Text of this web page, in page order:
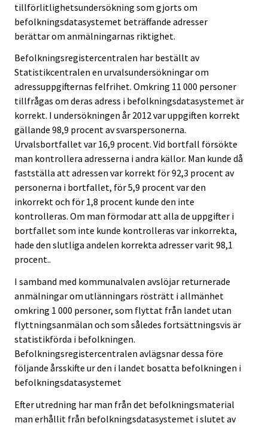
tillförlitlighetsundersökning som gjorts om
befolkningsdatasystemet beträffande adresser
berättar om anmälningarnas riktighet.
Befolkningsregistercentralen har beställt av
Statistikcentralen en urvalsundersökningar om
adressuppgifternas felfrihet. Omkring 11 000 personer
tillfrågas om deras adress i befolkningsdatasystemet är
korrekt. I undersökningen år 2012 var uppgiften korrekt
gällande 98,9 procent av svarspersonerna.
Urvalsbortfallet var 16,9 procent. Vid bortfall försökte
man kontrollera adresserna i andra källor. Man kunde då
fastställa att adressen var korrekt för 92,3 procent av
personerna i bortfallet, för 5,9 procent var den
inkorrekt och för 1,8 procent kunde den inte
kontrolleras. Om man förmodar att alla de uppgifter i
bortfallet som inte kunde kontrolleras var inkorrekta,
hade den slutliga andelen korrekta adresser varit 98,1
procent..
I samband med kommunalvalen avslöjar returnerade
anmälningar om utlänningars rösträtt i allmänhet
omkring 1 000 personer, som flyttat från landet utan
flyttningsanmälan och som således fortsättningsvis är
statistikförda i befolkningen.
Befolkningsregistercentralen avlägsnar dessa före
följande årsskifte ur den i landet bosatta befolkningen i
befolkningsdatasystemet
Efter utredning har man från det befolkningsmaterial
man erhållit från befolkningsdatasystemet i slutet av